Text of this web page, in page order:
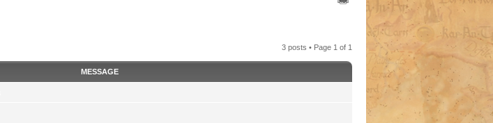
3 posts • Page 1 of 1
MESSAGE